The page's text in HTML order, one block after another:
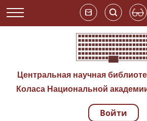
Центральная научная
Коласа Национальной
Войти